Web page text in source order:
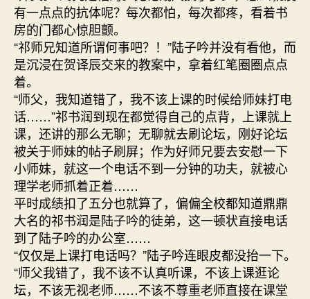
有一点点的抗体呢？每次都怕，每次都疼，看着书
房的门都心惊胆颤。
“祁师兄知道所谓何事吧？！”陆子吟并没有看他，而
是沉浸在贺译辰交来的教案中，拿着红笔圈圈点点
着。
“师父，我知道错了，我不该上课的时候给师妹打电
话……”祁书润到现在都觉得自己的点背，上课就上
课，还讲的那么无聊；无聊就去刷论坛，刚好论坛
被关于师妹的帖子刷屏；作为好师兄要去安慰一下
小师妹，就这一个电话不到一分钟的功夫，就被心
理学老师抓着正着……
平时成绩扣了五分也就算了，偏偏全校都知道鼎鼎
大名的祁书润是陆子吟的徒弟，这一顿状直接电话
到了陆子吟的办公室……
“仅仅是上课打电话吗？”陆子吟连眼皮都没抬一下。
“师父我错了，我不该不认真听课，不该上课逛论
坛，不该无视老师……不该不尊重老师直接在课堂